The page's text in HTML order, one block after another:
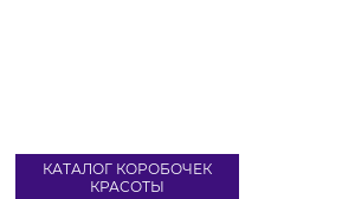
КАТАЛОГ КОРОБОЧЕК
КРАСОТЫ